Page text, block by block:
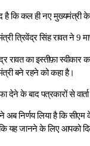
है कि कल ही नए मुख्यमंत्री
त्रिवेंद्र सिंह रावत ने 9
रावत का इस्तीफ़ा
बने रहने को कहा है।
देने के बाद पत्रकारों से
ने अब निर्णय लिया है कि
यह जानने के लिए आपको